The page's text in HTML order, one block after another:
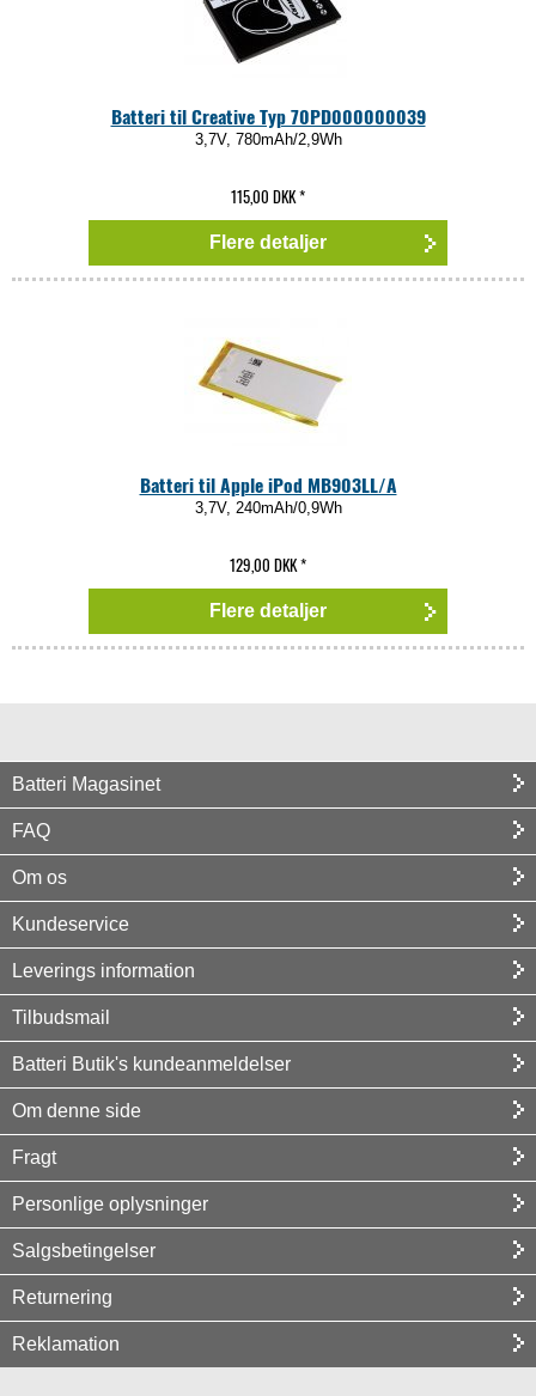
Batteri til Creative Typ 70PD000000039
3,7V, 780mAh/2,9Wh
115,00 DKK*
Flere detaljer
Batteri til Apple iPod MB903LL/A
3,7V, 240mAh/0,9Wh
129,00 DKK*
Flere detaljer
Batteri Magasinet
FAQ
Om os
Kundeservice
Leverings information
Tilbudsmail
Batteri Butik's kundeanmeldelser
Om denne side
Fragt
Personlige oplysninger
Salgsbetingelser
Returnering
Reklamation